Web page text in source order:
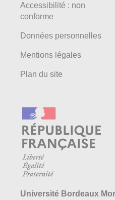
Accessibilité : non
conforme
Données personnelles
Mentions légales
Plan du site
Université Bordeaux